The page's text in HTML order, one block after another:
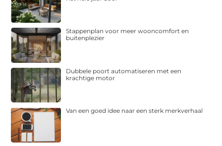
Stappenplan voor meer wooncomfort en
buitenplezier
Dubbele poort automatiseren met een
krachtige motor
Van een goed idee naar een sterk merkverhaal